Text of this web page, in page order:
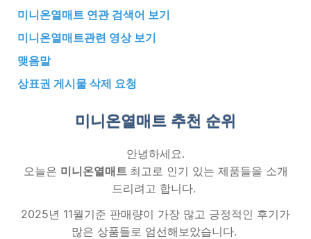
미니온열매트 연관 검색어 보기
미니온열매트관련 영상 보기
맺음말
상표권 게시물 삭제 요청
미니온열매트 추천 순위
안녕하세요.
오늘은 미니온열매트 최고로 인기 있는 제품들을 소개
드리려고 합니다.
2025년 11월기준 판매량이 가장 많고 긍정적인 후기가
많은 상품들로 엄선해보았습니다.